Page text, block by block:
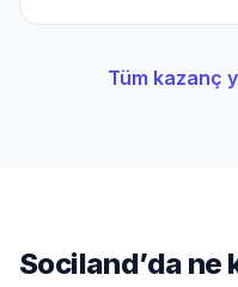
Tüm kazanç
Sociland’da ne